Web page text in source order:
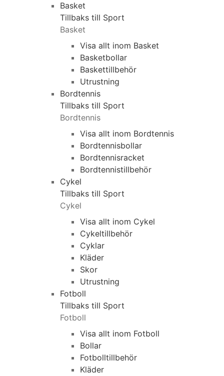
Basket
Tillbaks till Sport
Basket
Visa allt inom Basket
Basketbollar
Baskettillbehör
Utrustning
Bordtennis
Tillbaks till Sport
Bordtennis
Visa allt inom Bordtennis
Bordtennisbollar
Bordtennisracket
Bordtennistillbehör
Cykel
Tillbaks till Sport
Cykel
Visa allt inom Cykel
Cykeltillbehör
Cyklar
Kläder
Skor
Utrustning
Fotboll
Tillbaks till Sport
Fotboll
Visa allt inom Fotboll
Bollar
Fotbolltillbehör
Kläder